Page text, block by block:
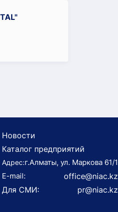
Новости
Каталог предприятий
Адрес:г.Алматы, ул. Маркова 61/1
E-mail:
office@niac.kz
Для СМИ:
pr@niac.kz